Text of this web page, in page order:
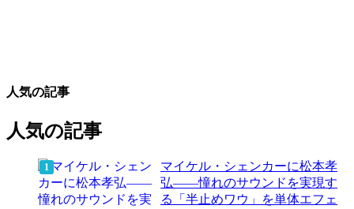
人気の記事
人気の記事
マイケル・シェンカーに松本孝
弘――憧れのサウンドを実現す
る「半止めワウ」を単体エフェ